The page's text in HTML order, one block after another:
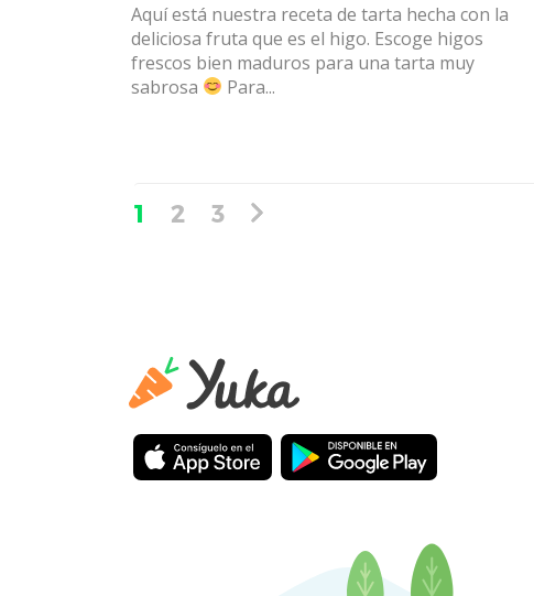
Aquí está nuestra receta de tarta hecha con la
deliciosa fruta que es el higo. Escoge higos
frescos bien maduros para una tarta muy
sabrosa
Para...
1 2 3